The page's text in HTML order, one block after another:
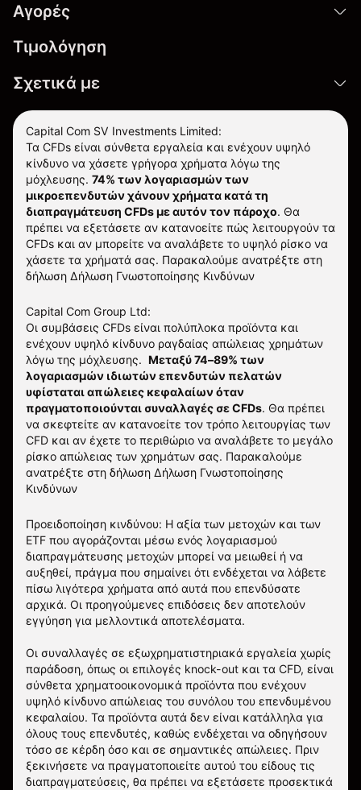
Αγορές
Τιμολόγηση
Σχετικά με
Capital Com SV Investments Limited:
Τα CFDs είναι σύνθετα εργαλεία και ενέχουν υψηλό
κίνδυνο να χάσετε γρήγορα χρήματα λόγω της
μόχλευσης. 74% των λογαριασμών των
μικροεπενδυτών χάνουν χρήματα κατά τη
διαπραγμάτευση CFDs με αυτόν τον πάροχο. Θα
πρέπει να εξετάσετε αν κατανοείτε πώς λειτουργούν τα
CFDs και αν μπορείτε να αναλάβετε το υψηλό ρίσκο να
χάσετε τα χρήματά σας. Παρακαλούμε ανατρέξτε στη
δήλωση Δήλωση Γνωστοποίησης Κινδύνων
Capital Com Group Ltd:
Οι συμβάσεις CFDs είναι πολύπλοκα προϊόντα και
ενέχουν υψηλό κίνδυνο ραγδαίας απώλειας χρημάτων
λόγω της μόχλευσης. Μεταξύ 74–89% των
λογαριασμών ιδιωτών επενδυτών πελατών
υφίσταται απώλειες κεφαλαίων όταν
πραγματοποιούνται συναλλαγές σε CFDs. Θα πρέπει
να σκεφτείτε αν κατανοείτε τον τρόπο λειτουργίας των
CFD και αν έχετε το περιθώριο να αναλάβετε το μεγάλο
ρίσκο απώλειας των χρημάτων σας. Παρακαλούμε
ανατρέξτε στη δήλωση Δήλωση Γνωστοποίησης
Κινδύνων
Προειδοποίηση κινδύνου: Η αξία των μετοχών και των
ETF που αγοράζονται μέσω ενός λογαριασμού
διαπραγμάτευσης μετοχών μπορεί να μειωθεί ή να
αυξηθεί, πράγμα που σημαίνει ότι ενδέχεται να λάβετε
πίσω λιγότερα χρήματα από αυτά που επενδύσατε
αρχικά. Οι προηγούμενες επιδόσεις δεν αποτελούν
εγγύηση για μελλοντικά αποτελέσματα.
Οι συναλλαγές σε εξωχρηματιστηριακά εργαλεία χωρίς
παράδοση, όπως οι επιλογές knock-out και τα CFD, είναι
σύνθετα χρηματοοικονομικά προϊόντα που ενέχουν
υψηλό κίνδυνο απώλειας του συνόλου του επενδυμένου
κεφαλαίου. Τα προϊόντα αυτά δεν είναι κατάλληλα για
όλους τους επενδυτές, καθώς ενδέχεται να οδηγήσουν
τόσο σε κέρδη όσο και σε σημαντικές απώλειες. Πριν
ξεκινήσετε να πραγματοποιείτε αυτού του είδους τις
διαπραγματεύσεις, θα πρέπει να εξετάσετε προσεκτικά